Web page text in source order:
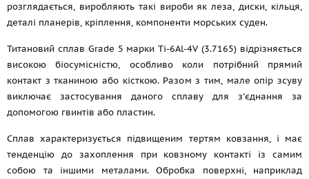
розглядається, виробляють такі вироби як леза, диски, кільця,
деталі планерів, кріплення, компоненти морських суден.
Титановий сплав Grade 5 марки Ti-6Al-4V (3.7165) відрізняється
високою біосумісністю, особливо коли потрібний прямий
контакт з тканиною або кісткою. Разом з тим, мале опір зсуву
виключає застосування даного сплаву для з'єднання за
допомогою гвинтів або пластин.
Сплав характеризується підвищеним тертям ковзання, і має
тенденцію до захоплення при ковзному контакті із самим
собою та іншими металами. Обробка поверхні, наприклад